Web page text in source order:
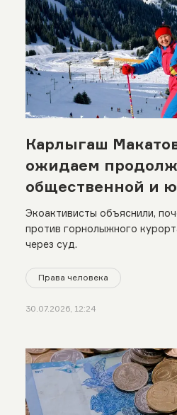
Карлыгаш
ожидаем
общественной и
борьбы за Кок-
Экоактивисты объяснили,
против горнолыжного
через суд.
Права человека
30.07.2026, 12:24